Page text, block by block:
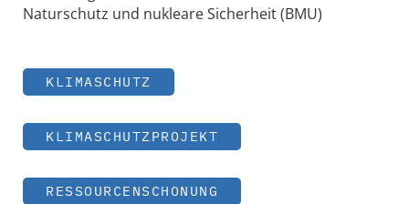
Naturschutz und nukleare Sicherheit (BMU)
KLIMASCHUTZ
KLIMASCHUTZPROJEKT
RESSOURCENSCHONUNG